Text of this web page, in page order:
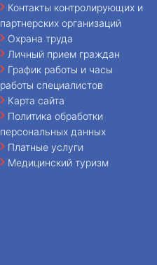
Контакты контролирующих и
партнерских организаций
Охрана труда
Личный прием граждан
График работы и часы
работы специалистов
Карта сайта
Политика обработки
персональных данных
Платные услуги
Медицинский туризм